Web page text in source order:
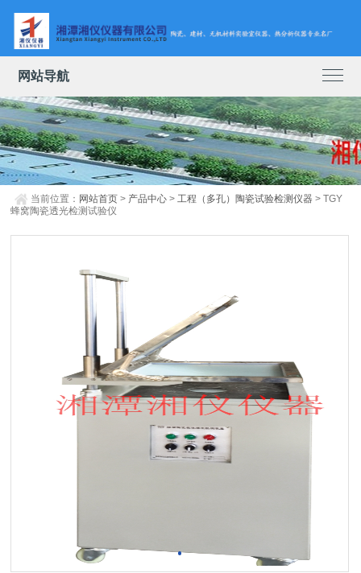
网站导航
当前位置： 网站首页 > 产品中心 >工程（多孔）陶瓷试验检测仪器 > TGY
蜂窝陶瓷透光检测试验仪